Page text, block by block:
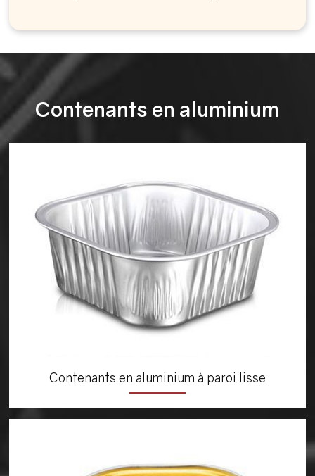
Contenants en aluminium
Contenants en aluminium à paroi lisse